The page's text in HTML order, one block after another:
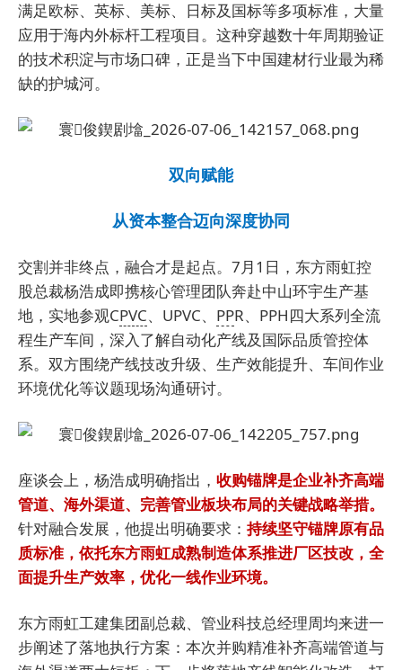
满足欧标、英标、美标、日标及国标等多项标准，大量
应用于海内外标杆工程项目。这种穿越数十年周期验证
的技术积淀与市场口碑，正是当下中国建材行业最为稀
缺的护城河。
双向赋能
从资本整合迈向深度协同
交割并非终点，融合才是起点。7月1日，东方雨虹控
股总裁杨浩成即携核心管理团队奔赴中山环宇生产基
地，实地参观CPVC、UPVC、 PPR、PPH四大系列全流
程生产车间，深入了解自动化产线及国际品质管控体
系。双方围绕产线技改升级、生产效能提升、车间作业
环境优化等议题现场沟通研讨。
座谈会上，杨浩成明确指出， 收购锚牌是企业补齐高端
管道、海外渠道、完善管业板块布局的关键战略举措。
针对融合发展，他提出明确要求： 持续坚守锚牌原有品
质标准，依托东方雨虹成熟制造体系推进厂区技改，全
面提升生产效率，优化一线作业环境。
东方雨虹工建集团副总裁、管业科技总经理周均来进一
步阐述了落地执行方案：本次并购精准补齐高端管道与